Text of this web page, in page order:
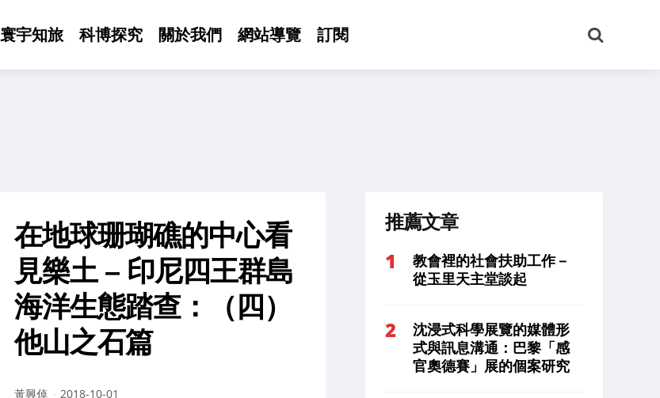
寰宇知旅 科博探究 關於我們 網站導覽 訂閱
尋
在地球珊瑚礁的中心看
見樂土 – 印尼四王群島
海洋生態踏查：（四）
他山之石篇
作
黃興倬
2018-10-01
推薦文章
教會裡的社會扶助工作－
從玉里天主堂談起
沈浸式科學展覽的媒體形
式與訊息溝通：巴黎「感
官奧德賽」展的個案研究